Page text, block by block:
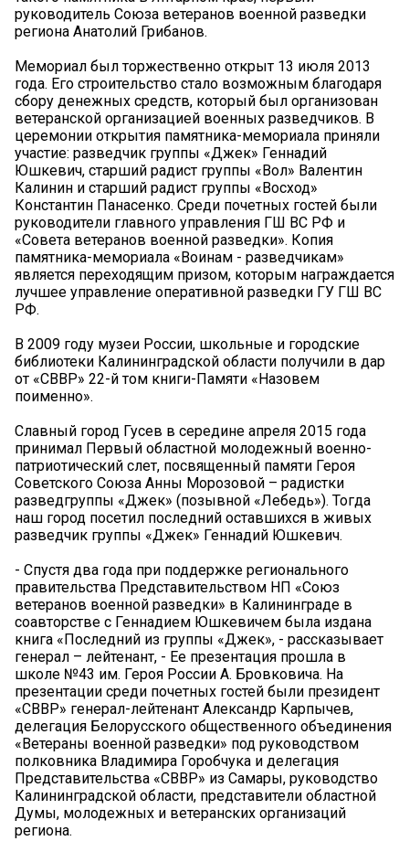
руководитель Союза ветеранов военной разведки
региона Анатолий Грибанов.
Мемориал был торжественно открыт 13 июля 2013
года. Его строительство стало возможным благодаря
сбору денежных средств, который был организован
ветеранской организацией военных разведчиков. В
церемонии открытия памятника-мемориала приняли
участие: разведчик группы «Джек» Геннадий
Юшкевич, старший радист группы «Вол» Валентин
Калинин и старший радист группы «Восход»
Константин Панасенко. Среди почетных гостей были
руководители главного управления ГШ ВС РФ и
«Совета ветеранов военной разведки». Копия
памятника-мемориала «Воинам - разведчикам»
является переходящим призом, которым награждается
лучшее управление оперативной разведки ГУ ГШ ВС
РФ.
В 2009 году музеи России, школьные и городские
библиотеки Калининградской области получили в дар
от «СВВР» 22-й том книги-Памяти «Назовем
поименно».
Славный город Гусев в середине апреля 2015 года
принимал Первый областной молодежный военно-
патриотический слет, посвященный памяти Героя
Советского Союза Анны Морозовой – радистки
разведгруппы «Джек» (позывной «Лебедь»). Тогда
наш город посетил последний оставшихся в живых
разведчик группы «Джек» Геннадий Юшкевич.
- Спустя два года при поддержке регионального
правительства Представительством НП «Союз
ветеранов военной разведки» в Калининграде в
соавторстве с Геннадием Юшкевичем была издана
книга «Последний из группы «Джек», - рассказывает
генерал – лейтенант, - Ее презентация прошла в
школе №43 им. Героя России А. Бровковича. На
презентации среди почетных гостей были президент
«СВВР» генерал-лейтенант Александр Карпычев,
делегация Белорусского общественного объединения
«Ветераны военной разведки» под руководством
полковника Владимира Горобчука и делегация
Представительства «СВВР» из Самары, руководство
Калининградской области, представители областной
Думы, молодежных и ветеранских организаций
региона.